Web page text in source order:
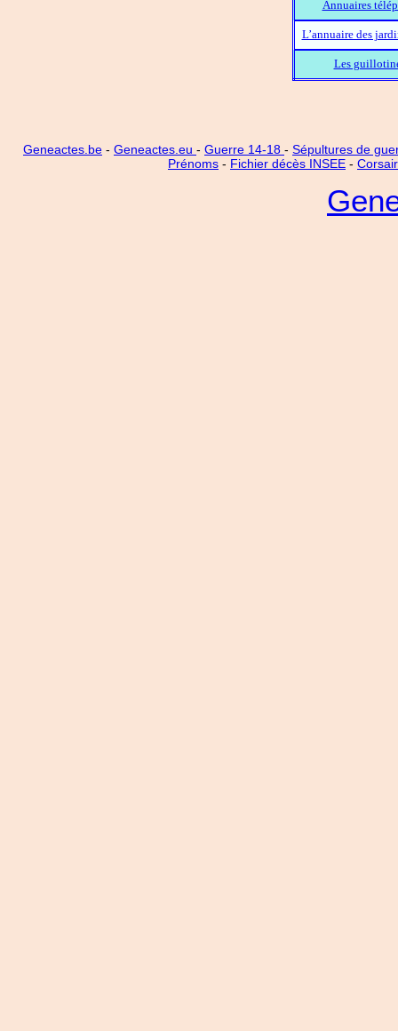
Annuaires
L’annuaire des
Les
Geneactes.be - Geneactes.eu - Guerre 14-18 - Sépultures de
Prénoms - Fichier décès INSEE -